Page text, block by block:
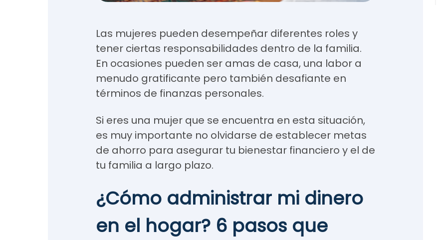
Las mujeres pueden desempeñar diferentes roles y
tener ciertas responsabilidades dentro de la familia.
En ocasiones pueden ser amas de casa, una labor a
menudo gratificante pero también desafiante en
términos de finanzas personales.
Si eres una mujer que se encuentra en esta situación,
es muy importante no olvidarse de establecer metas
de ahorro para asegurar tu bienestar financiero y el de
tu familia a largo plazo.
¿Cómo administrar mi dinero
en el hogar? 6 pasos que